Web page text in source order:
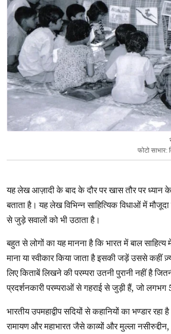
फोटो
यह लेख आज़ादी के बाद के दौर पर खास तौर पर ध्यान केन्द्रित करते हुए भारत में बाल साहित्य के बदलते हुए स्वरूप का इतिहास
बताता है। यह लेख विभिन्न साहित्यिक विधाओं में
से जुड़े सवालों को भी उठाता है।
बहुत से लोगों का यह मानना है कि भारत में बाल साहित्य में आई तेज़ी हाल की घटना है। लेकिन वास्तव में जितना आम तौर पर
माना या स्वीकार किया जाता है इसकी जड़ें उससे कहीं
लिए किताबें लिखने की परम्परा उतनी पुरानी नहीं है
प्रदर्शनकारी परम्पराओं से गहराई से जुड़ी हैं, जो लगभग
भारतीय उपमहाद्वीप सदियों से कहानियों का भण्डार रहा है। कथासरित्सागर, पंचतंत्र, जातक कथाएँ इसके उदाहरण हैं। हमें
रामायण और महाभारत जैसे काव्यों और मुल्ला